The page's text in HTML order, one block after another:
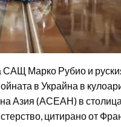
САЩ Марко Рубио и
в Украйна в
Азия (АСЕАН) в
цитирано от